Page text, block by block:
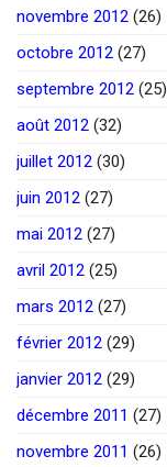
novembre 2012 (26)
octobre 2012 (27)
septembre 2012 (25)
août 2012 (32)
juillet 2012 (30)
juin 2012 (27)
mai 2012 (27)
avril 2012 (25)
mars 2012 (27)
février 2012 (29)
janvier 2012 (29)
décembre 2011 (27)
novembre 2011 (26)